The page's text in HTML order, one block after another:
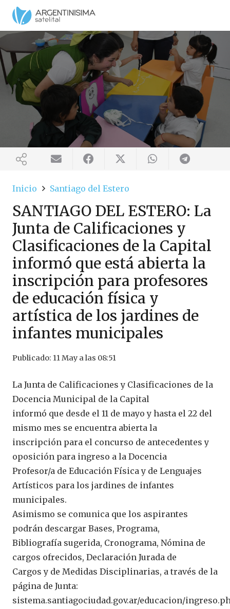
Inicio Santiago del Estero
SANTIAGO DEL ESTERO: La
Junta de Calificaciones y
Clasificaciones de la Capital
informó que está abierta la
inscripción para profesores
de educación física y
artística de los jardines de
infantes municipales
Publicado: 11 May a las 08:51
La Junta de Calificaciones y Clasificaciones de la
Docencia Municipal de la Capital
informó que desde el 11 de mayo y hasta el 22 del
mismo mes se encuentra abierta la
inscripción para el concurso de antecedentes y
oposición para ingreso a la Docencia
Profesor/a de Educación Física y de Lenguajes
Artísticos para los jardines de infantes
municipales.
Asimismo se comunica que los aspirantes
podrán descargar Bases, Programa,
Bibliografía sugerida, Cronograma, Nómina de
cargos ofrecidos, Declaración Jurada de
Cargos y de Medidas Disciplinarias, a través de la
página de Junta:
sistema.santiagociudad.gov.ar/educacion/